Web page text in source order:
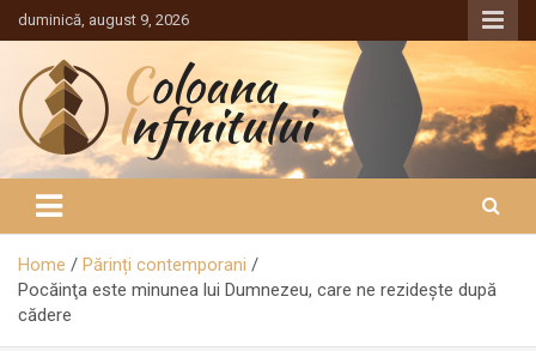
Sari
la
conținut
duminică, august 9, 2026
Coloana Infinitului
Home
Părinți contemporani
Pocăinţa este minunea lui Dumnezeu, care ne rezideşte după
cădere